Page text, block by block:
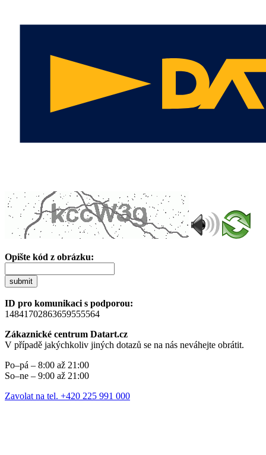
Opište kód z obrázku:
submit
ID pro komunikaci s podporou:
14841702863659555564
Zákaznické centrum Datart.cz
V případě jakýchkoliv jiných dotazů se na nás neváhejte obrátit.
Po–pá – 8:00 až 21:00
So–ne – 9:00 až 21:00
Zavolat na tel. +420 225 991 000